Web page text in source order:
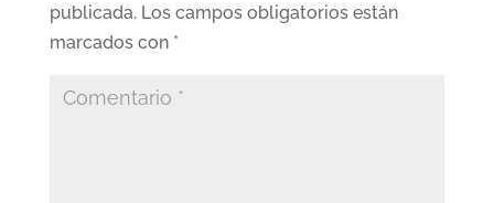
publicada. Los campos obligatorios están
marcados con *